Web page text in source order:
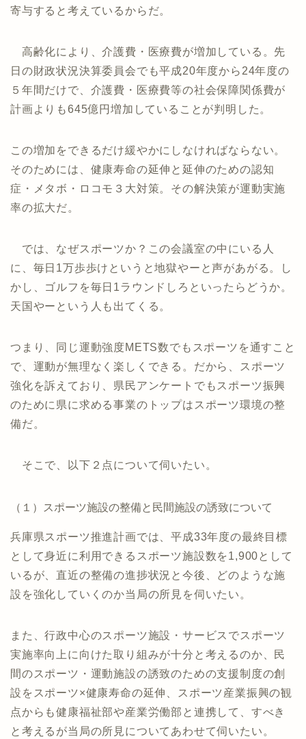
寄与すると考えているからだ。
高齢化により、介護費・医療費が増加している。先
日の財政状況決算委員会でも平成20年度から24年度の
５年間だけで、介護費・医療費等の社会保障関係費が
計画よりも645億円増加していることが判明した。
この増加をできるだけ緩やかにしなければならない。
そのためには、健康寿命の延伸と延伸のための認知
症・メタボ・ロコモ３大対策。その解決策が運動実施
率の拡大だ。
では、なぜスポーツか？この会議室の中にいる人
に、毎日1万歩歩けというと地獄やーと声があがる。し
かし、ゴルフを毎日1ラウンドしろといったらどうか。
天国やーという人も出てくる。
つまり、同じ運動強度METS数でもスポーツを通すこと
で、運動が無理なく楽しくできる。だから、スポーツ
強化を訴えており、県民アンケートでもスポーツ振興
のために県に求める事業のトップはスポーツ環境の整
備だ。
そこで、以下２点について伺いたい。
（１）スポーツ施設の整備と民間施設の誘致について
兵庫県スポーツ推進計画では、平成33年度の最終目標
として身近に利用できるスポーツ施設数を1,900として
いるが、直近の整備の進捗状況と今後、どのような施
設を強化していくのか当局の所見を伺いたい。
また、行政中心のスポーツ施設・サービスでスポーツ
実施率向上に向けた取り組みが十分と考えるのか、民
間のスポーツ・運動施設の誘致のための支援制度の創
設をスポーツ×健康寿命の延伸、スポーツ産業振興の観
点からも健康福祉部や産業労働部と連携して、すべき
と考えるが当局の所見についてあわせて伺いたい。